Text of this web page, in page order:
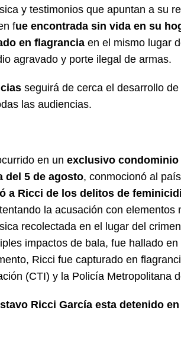
y testimonios que apuntan a su
fue encontrada sin vida en su
en flagrancia en el mismo lugar
agravado y porte ilegal de armas.
seguirá de cerca el desarrollo
las audiencias.
en un exclusivo condominio
del 5 de agosto, conmocionó al
a Ricci de los delitos de
la acusación con elementos
recolectada en el lugar del
impactos de bala, fue hallado
Ricci fue capturado en
(CTI) y la Policía Metropolitana
Ricci García esta detenido